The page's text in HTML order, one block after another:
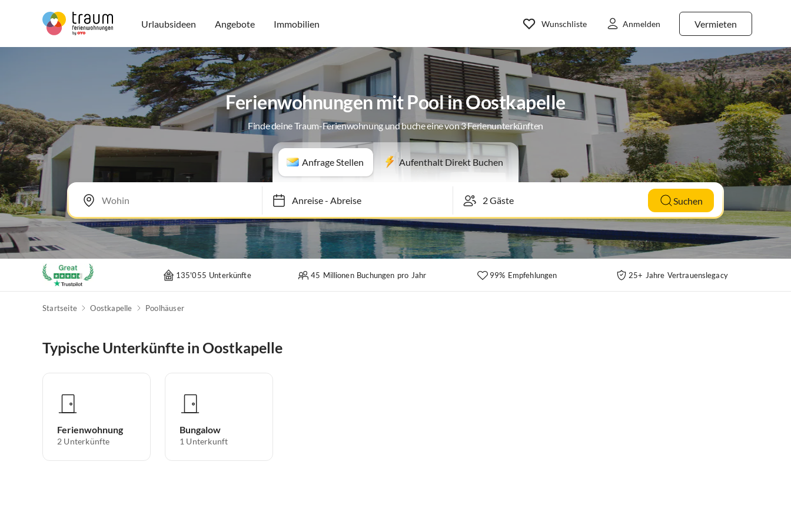
Urlaubsideen Angebote Immobilien Vermieten
Wunschliste Anmelden
Ferienwohnungen mit Pool in Oostkapelle
Finde deine Traum-Ferienwohnung und buche eine von 3 Ferienunterkünften
Anfrage Stellen Aufenthalt Direkt Buchen
Anreise-Abreise Suchen
135'055 Unterkünfte 45 Millionen Buchungen pro Jahr 99% Empfehlungen 25+ Jahre Vertrauenslegacy
Startseite Oostkapelle Poolhäuser
Typische Unterkünfte in Oostkapelle
Ferienwohnung
2 Unterkünfte
Bungalow
1 Unterkunft